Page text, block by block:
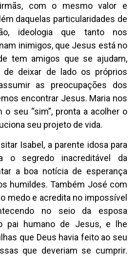
com o mesmo valor e
daquelas particularidades de
ideologia que tanto nos
inimigos, que Jesus está no
tem amigos que se ajudam,
de deixar de lado os próprios
as preocupações dos
encontrar Jesus. Maria nos
o seu “sim”, pronta a acolher o
seu projeto de vida.
Isabel, a parente idosa para
o segredo inacreditável da
a boa notícia de esperança
humildes. Também José com
medo e acredita no impossível
no seio da esposa
pai humano de Jesus, e lhe
que Deus havia feito ao seu
que deveriam se cumprir.